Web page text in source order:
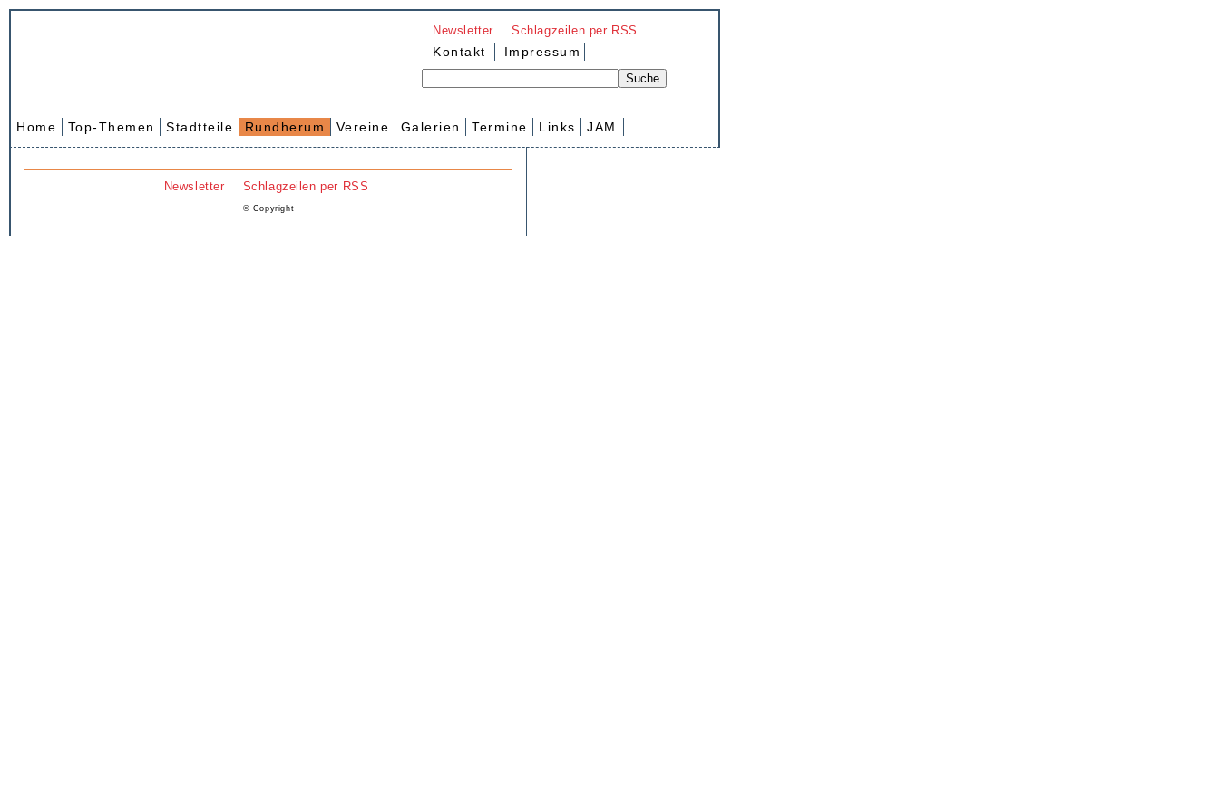
Newsletter Schlagzeilen per RSS
Kontakt Impressum
Home Top-Themen Stadtteile Rundherum Vereine Galerien Termine Links JAM
Newsletter Schlagzeilen per RSS
© Copyright